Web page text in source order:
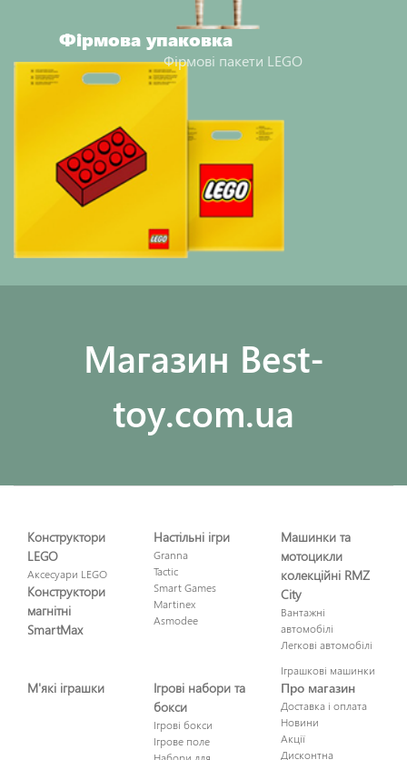
Фірмова упаковка
Фірмові пакети LEGO
Maгазин Best-
toy.com.ua
Конструктори
LEGO
Аксесуари LEGO
Конструктори
магнітні
SmartMax
Настільні ігри
Granna
Tactic
Smart Games
Martinex
Asmodee
Машинки та
мотоцикли
колекційні RMZ
City
Вантажні
автомобілі
Легкові автомобілі
Іграшкові машинки
М'які іграшки
Ігрові набори та
бокси
Ігрові бокси
Ігрове поле
Набори для
Про магазин
Доставка і оплата
Новини
Акції
Дисконтна